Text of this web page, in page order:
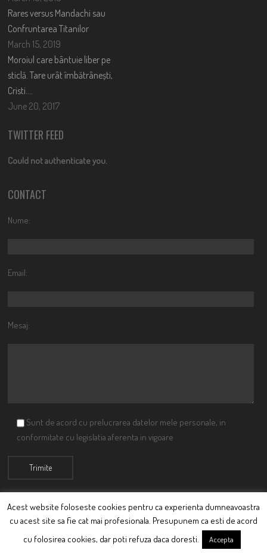
Rares versus Mandachi sau
Confruntarea Titanilor
March 15, 2019
Moroiul care bântuie liber pe
sticlă. Tare urât îmbătrânești,
Cristi….
June 20, 2017
TWITTER FEED
Could not authenticate you.
CONTACT
Nume:
Email:
Mesaj:
Sunt de acord cu prelucrarea datelor mele personale, in
conformitate cu legislatia aferenta in vigoare
© Ciutacu 2015 Parte a Imperiului Ciutacesc.
Acest website foloseste cookies pentru ca experienta dumneavoastra
cu acest site sa fie cat mai profesionala. Presupunem ca esti de acord
cu folosirea cookies, dar poti refuza daca doresti.
Accepta